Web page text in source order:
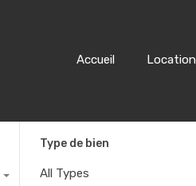
Accueil
Location
Type de bien
All Types